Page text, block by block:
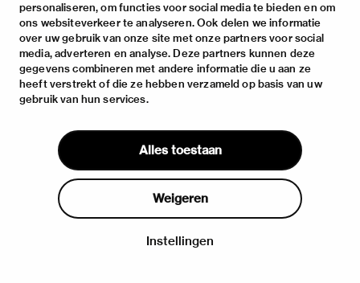
personaliseren, om functies voor social media te bieden en om
ons websiteverkeer te analyseren. Ook delen we informatie
over uw gebruik van onze site met onze partners voor social
media, adverteren en analyse. Deze partners kunnen deze
gegevens combineren met andere informatie die u aan ze
heeft verstrekt of die ze hebben verzameld op basis van uw
gebruik van hun services.
Alles toestaan
Weigeren
Instellingen